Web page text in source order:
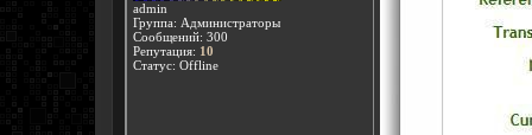
admin
Группа: Администраторы
Сообщений: 300
Репутация: 10
Статус: Offline